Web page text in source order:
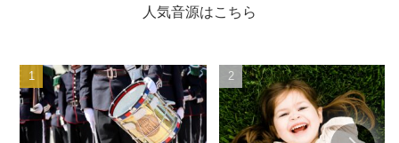
人気音源はこちら